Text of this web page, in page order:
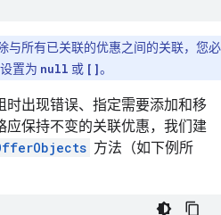
与所有已关联的优惠之间的关联，您必
置为 null 或 []。
时出现错误、指定需要添加和移
应保持不变的关联优惠，我们建
方法（如下例所